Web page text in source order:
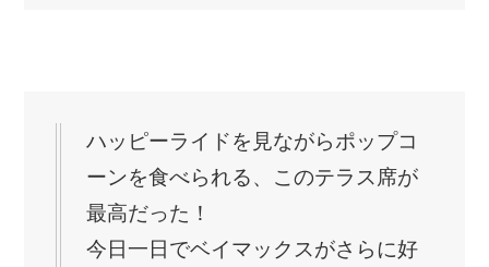
ハッピーライドを見ながらポップコ
ーンを食べられる、このテラス席が
最高だった！
今日一日でベイマックスがさらに好